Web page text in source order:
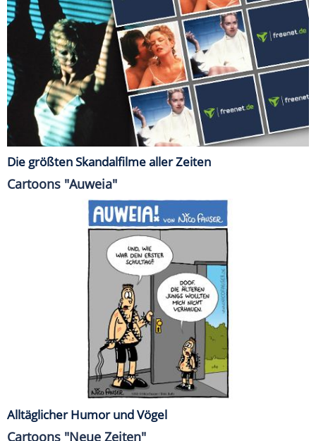
Die größten Skandalfilme aller Zeiten
Cartoons "Auweia"
Alltäglicher Humor und Vögel
Cartoons "Neue Zeiten"